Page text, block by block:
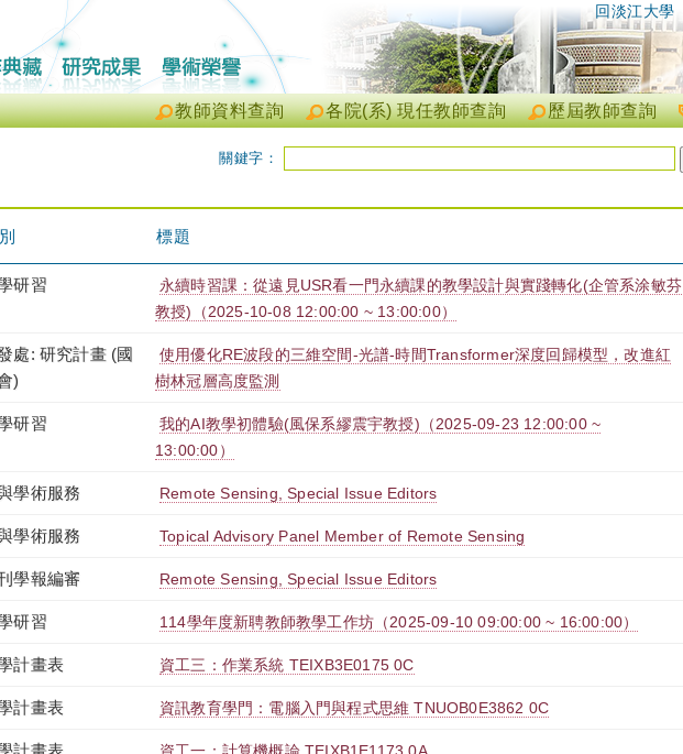
回淡江大學
歷屆教師查詢
各院(系) 現任教師查詢
教師資料查詢
關鍵字：
標題
研習
永續時習課：從遠見USR看一門永續課的教學設計與實踐轉化(企管系涂敏芬
教授)（2025-10-08 12:00:00 ~ 13:00:00）
處: 研究計畫 (國
)
使用優化RE波段的三維空間-光譜-時間Transformer深度回歸模型，改進紅
樹林冠層高度監測
研習
我的AI教學初體驗(風保系繆震宇教授)（2025-09-23 12:00:00 ~
13:00:00）
學術服務 Remote Sensing, Special Issue Editors
學術服務 Topical Advisory Panel Member of Remote Sensing
學報編審 Remote Sensing, Special Issue Editors
研習 114學年度新聘教師教學工作坊（2025-09-10 09:00:00 ~ 16:00:00）
計畫表 資工三：作業系統 TEIXB3E0175 0C
計畫表 資訊教育學門：電腦入門與程式思維 TNUOB0E3862 0C
計畫表